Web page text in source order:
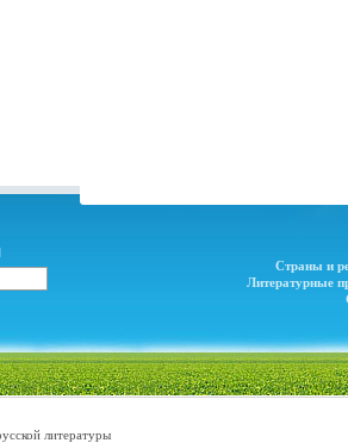
Страны и
Литературные
литературы